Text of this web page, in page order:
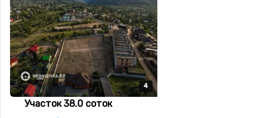
4
4
4
4
Участок 38.0 соток